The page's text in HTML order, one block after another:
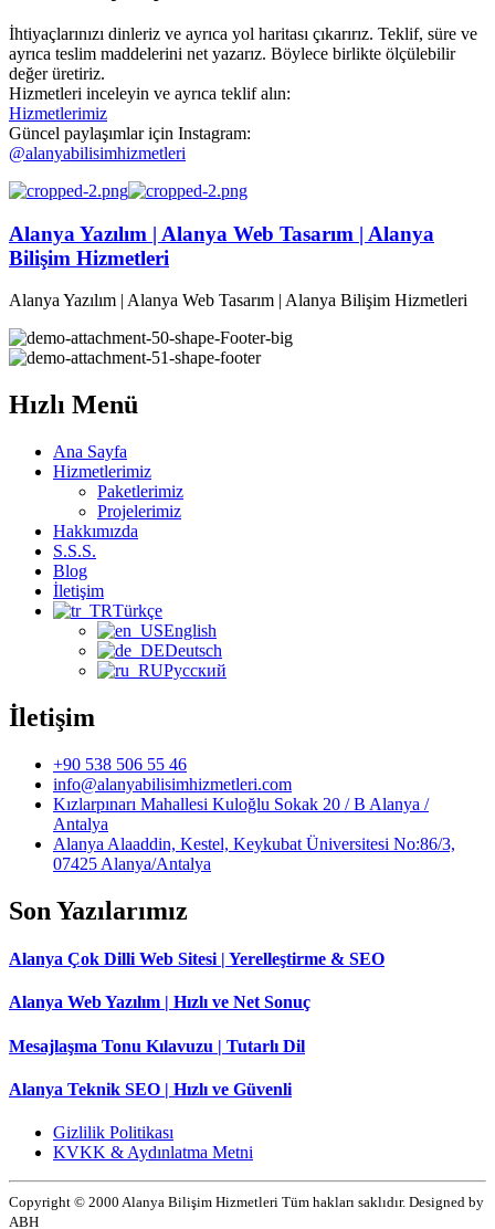
İhtiyaçlarınızı dinleriz ve ayrıca yol haritası çıkarırız. Teklif, süre ve
ayrıca teslim maddelerini net yazarız. Böylece birlikte ölçülebilir
değer üretiriz.
Hizmetleri inceleyin ve ayrıca teklif alın:
Hizmetlerimiz
Güncel paylaşımlar için Instagram:
@alanyabilisimhizmetleri
Alanya Yazılım | Alanya Web Tasarım | Alanya
Bilişim Hizmetleri
Alanya Yazılım | Alanya Web Tasarım | Alanya Bilişim Hizmetleri
Hızlı Menü
Ana Sayfa
Hizmetlerimiz
Paketlerimiz
Projelerimiz
Hakkımızda
S.S.S.
Blog
İletişim
Türkçe
English
Deutsch
Русский
İletişim
+90 538 506 55 46
info@alanyabilisimhizmetleri.com
Kızlarpınarı Mahallesi Kuloğlu Sokak 20 / B Alanya /
Antalya
Alanya Alaaddin, Kestel, Keykubat Üniversitesi No:86/3,
07425 Alanya/Antalya
Son Yazılarımız
Alanya Çok Dilli Web Sitesi | Yerelleştirme & SEO
Alanya Web Yazılım | Hızlı ve Net Sonuç
Mesajlaşma Tonu Kılavuzu | Tutarlı Dil
Alanya Teknik SEO | Hızlı ve Güvenli
Gizlilik Politikası
KVKK & Aydınlatma Metni
Copyright © 2000 Alanya Bilişim Hizmetleri Tüm hakları saklıdır. Designed by
ABH